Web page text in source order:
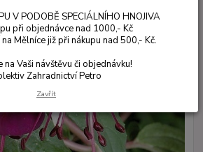
V PODOBĚ SPECIÁLNÍHO HNOJIVA
při objednávce nad 1000,- Kč
Mělníce již při nákupu nad 500,- Kč.
na Vaši návštěvu či objednávku!
Zahradnictví Petro
Zavřít